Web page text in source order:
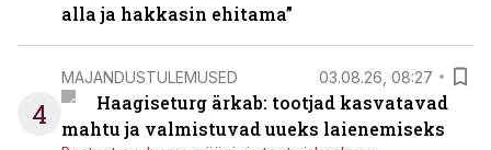
alla ja hakkasin ehitama”
4
MAJANDUSTULEMUSED 03.08.26, 08:27
Haagiseturg ärkab: tootjad kasvatavad
mahtu ja valmistuvad uueks laienemiseks